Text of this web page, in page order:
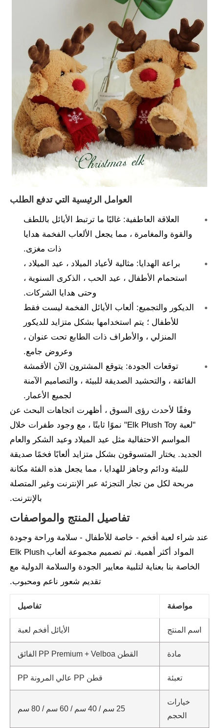
العوامل الرئيسية التي تدفع الطلب
العلاقة العاطفية: غالبًا ما ترتبط الأيائل باللطف
والقوة والمغامرة ، مما يجعل الألعاب الفخمة هدايا
ذات مغزى.
براعة الهدايا: مثالية لأعياد الميلاد ، عيد الميلاد ،
استحمام الأطفال ، عيد الحب ، الذكرى السنوية ،
وحتى هدايا الشركات.
الديكور والتجميع: ألعاب الأيائل الفخمة ليست فقط
للأطفال ؛ يتم استخدامها بشكل متزايد للديكور
المنزلي ، والأطراف ذات الطابع تحت عنوان ،
وعروض جامع.
توقعات الجودة: يتوقع المشترون الآن الأقمشة
الفائقة ، والتحشيد الصديقة للبيئة ، والتصاميم الآمنة
لجميع الأعمار.
وفقًا لأحدث رؤى السوق ، أظهرت اتجاهات البحث عن
"لعبة Elk Plush Toy" نموًا ثابتًا ، مع وجود طفرات خلال
المواسم الاحتفالية مثل عيد الميلاد وعيد الشكر والعام
الجديد. يختار المتسوقون بشكل متزايد ألعابًا فخمًا صديقة
للبيئة ودائم وجاهز للهدايا ، مما يجعل هذه الفئة مكانة
مربحة لكل من تجار التجزئة عبر الإنترنت وغير المتصلة
بالإنترنت.
تفاصيل المنتج والمواصفات
عند شراء لعبة أفخم - خاصة للأطفال - سلامة وراحة وجودة
المواد أكثر أهمية. تم تصميم مجموعة ألعاب Elk Plush
الخاصة بنا بعناية لتلبية معايير الجودة والسلامة الدولية مع
تقديم شعور ناعم ومحبوب.
مواصفة تفاصيل
اسم المنتج الأيائل أفخم لعبة
مادة القطن PP Premium + Velboa الفائق
تعبئة قطن PP عالي المرونة PP
خيارات
الحجم
25 سم / 40 سم / 60 سم / 80 سم